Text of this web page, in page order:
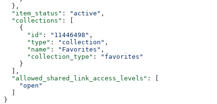
  },
  "item_status"
: "active" ,
  "collections"
: [
    {
      "id"
: "11446498" ,
      "type"
: "collection" ,
      "name"
: "Favorites" ,
      "collection_type"
:
"favorites"
    }
  ],
  "allowed_shared_link_access_levels"
: [
    "open"
  ]
}